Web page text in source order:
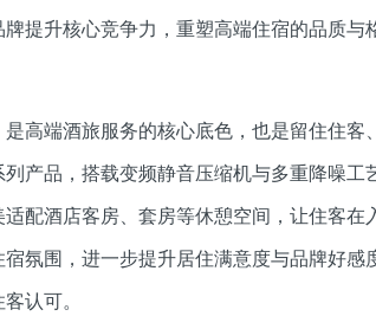
提升核心竞争力，重塑高端住宿的品质与
高端酒旅服务的核心底色，也是留住住客
产品，搭载变频静音压缩机与多重降噪工
配酒店客房、套房等休憩空间，让住客在
氛围，进一步提升居住满意度与品牌好感
认可。